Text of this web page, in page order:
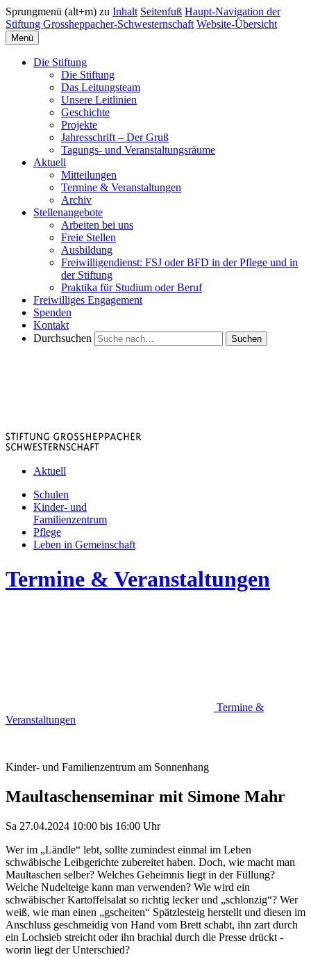
Sprungmenü (alt+m) zu Inhalt Seitenfuß Haupt-Navigation der
Stiftung Grossheppacher-Schwesternschaft Website-Übersicht
Menü
Die Stiftung
Die Stiftung
Das Leitungsteam
Unsere Leitlinien
Geschichte
Projekte
Jahresschrift – Der Gruß
Tagungs- und Veranstaltungsräume
Aktuell
Mitteilungen
Termine & Veranstaltungen
Archiv
Stellenangebote
Arbeiten bei uns
Freie Stellen
Ausbildung
Freiwilligendienst: FSJ oder BFD in der Pflege und in
der Stiftung
Praktika für Studium oder Beruf
Freiwilliges Engagement
Spenden
Kontakt
Durchsuchen
Suchen
Aktuell
Schulen
Kinder- und
Familienzentrum
Pflege
Leben in Gemeinschaft
Termine & Veranstaltungen
Termine &
Veranstaltungen
Kinder- und Familienzentrum am Sonnenhang
Maultaschenseminar mit Simone Mahr
Sa 27.04.2024 10:00 bis 16:00 Uhr
Wer im „Ländle“ lebt, sollte zumindest einmal im Leben
schwäbische Leibgerichte zubereitet haben. Doch, wie macht man
Maultaschen selber? Welches Geheimnis liegt in der Füllung?
Welche Nudelteige kann man verwenden? Wie wird ein
schwäbischer Kartoffelsalat so richtig lecker und „schlonzig“? Wer
weiß, wie man einen „gscheiten“ Spätzlesteig herstellt und diesen im
Anschluss geschmeidig von Hand vom Brett schabt, ihn zart durch
ein Lochsieb streicht oder ihn brachial durch die Presse drückt -
worin liegt der Unterschied?